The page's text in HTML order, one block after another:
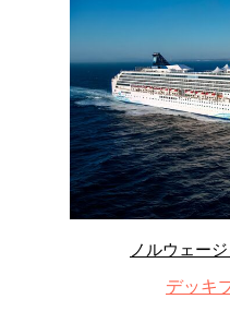
ノルウェー
デッキ